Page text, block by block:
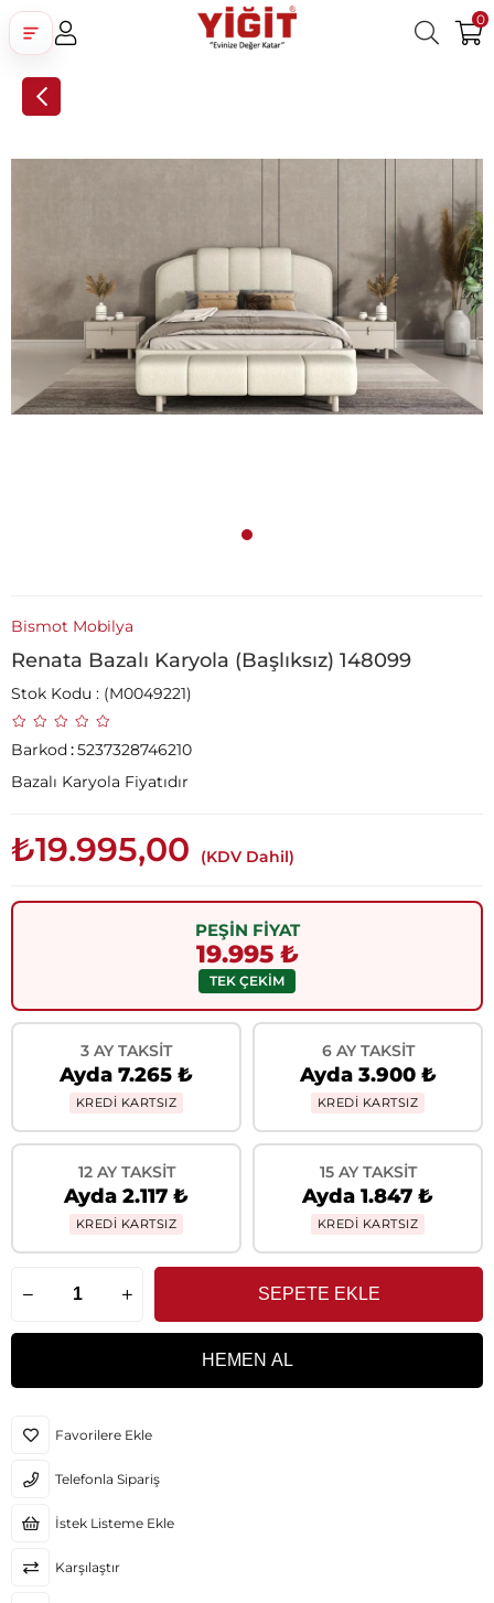
0
Bismot Mobilya
Renata Bazalı Karyola (Başlıksız) 148099
Stok Kodu (M0049221)
Barkod:5237328746210
Bazalı Karyola Fiyatıdır
₺19.995,00 (KDV Dahil)
PEŞİN FİYAT
19.995 ₺
TEK ÇEKİM
3 AY TAKSIT
Ayda 7.265 ₺
KREDİ KARTSIZ
6 AY TAKSIT
Ayda 3.900 ₺
KREDİ KARTSIZ
12 AY TAKSIT
Ayda 2.117 ₺
KREDİ KARTSIZ
15 AY TAKSIT
Ayda 1.847 ₺
KREDİ KARTSIZ
Favorilere Ekle
Telefonla Sipariş
İstek Listeme Ekle
Karşılaştır